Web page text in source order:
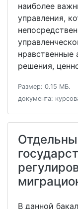
наиболее
управления,
нравственные
решения,
Размер: 0.15 МБ.
документа:
В данной